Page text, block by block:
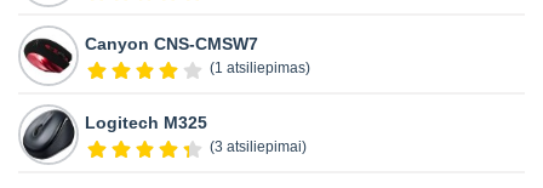
Canyon CNS-CMSW7
(1 atsiliepimas)
Logitech M325
(3 atsiliepimai)